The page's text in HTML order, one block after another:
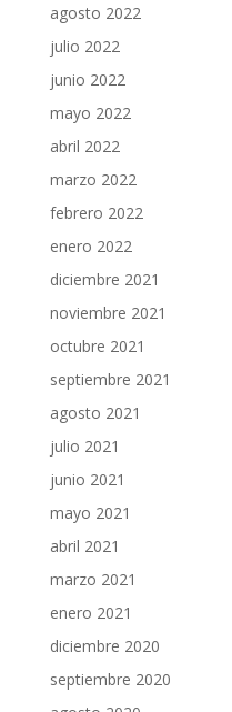
agosto 2022
julio 2022
junio 2022
mayo 2022
abril 2022
marzo 2022
febrero 2022
enero 2022
diciembre 2021
noviembre 2021
octubre 2021
septiembre 2021
agosto 2021
julio 2021
junio 2021
mayo 2021
abril 2021
marzo 2021
enero 2021
diciembre 2020
septiembre 2020